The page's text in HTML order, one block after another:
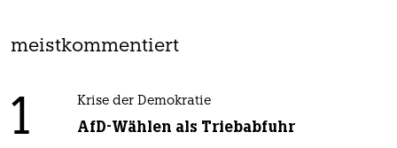
meistkommentiert
1 Krise der Demokratie
AfD-Wählen als Triebabfuhr